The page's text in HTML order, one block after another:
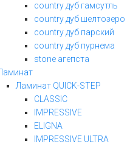
country дуб гамсутль
country дуб шелтозеро
country дуб парский
country дуб пурнема
stone агепста
Ламинат QUICK-STEP
CLASSIC
IMPRESSIVE
ELIGNA
IMPRESSIVE ULTRA